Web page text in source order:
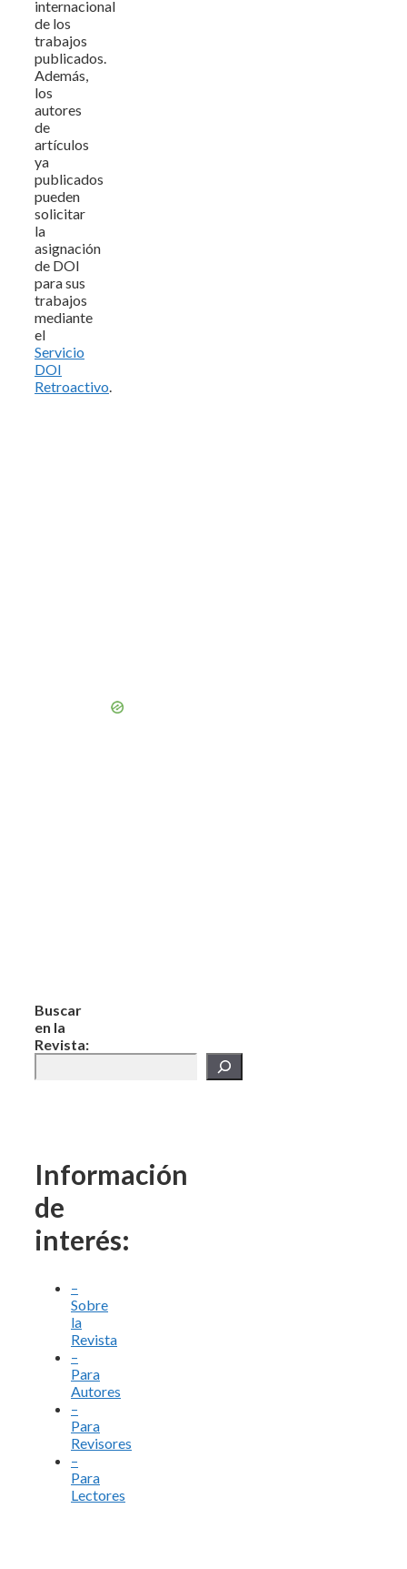
internacional
de los
trabajos
publicados.
Además,
los
autores
de
artículos
ya
publicados
pueden
solicitar
la
asignación
de DOI
para sus
trabajos
mediante
el
Servicio
DOI
Retroactivo.
Buscar
en la
Revista:
Información
de
interés:
–
Sobre
la
Revista
–
Para
Autores
–
Para
Revisores
–
Para
Lectores